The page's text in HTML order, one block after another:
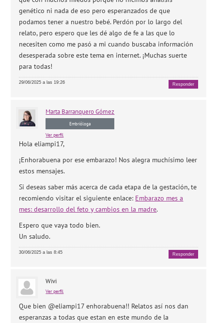
genético ni nada de eso pero esperanzados de que
podamos tener a nuestro bebé. Perdón por lo largo del
relato, pero espero que les dé algo de fe a las que lo
necesiten como me pasó a mi cuando buscaba información
desesperada sobre este tema en internet. ¡Muchas suerte
para todas!
29/06/2025 a las 19:26 Responder
Marta Barranquero Gómez
Embrióloga
Ver perfil
Hola eliampi17,
¡Enhorabuena por ese embarazo! Nos alegra muchísimo leer
estos mensajes.
Si deseas saber más acerca de cada etapa de la gestación, te
recomiendo visitar el siguiente enlace: Embarazo mes a
mes: desarrollo del feto y cambios en la madre.
Espero que vaya todo bien.
Un saludo.
30/06/2025 a las 8:45 Responder
Wivi
Ver perfil
Que bien @eliampi17 enhorabuena!! Relatos así nos dan
esperanzas a todas que estan en este mundo de la